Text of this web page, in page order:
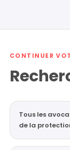
CONTINUER
Tous les
de la